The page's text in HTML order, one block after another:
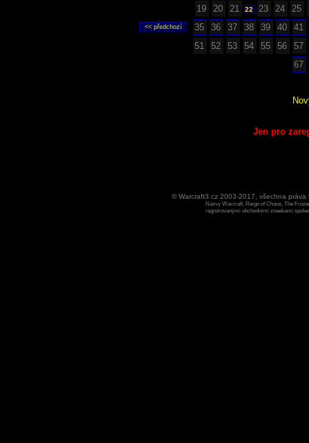
19
20 21 22 23 24 25
35
36 37 38 39 40
41
51
52 53 54 55 56
57
67
Jen pro
© Warcraft3.cz 2003-2017, všechna
Názvy Warcraft, Reign of Chaos, The
registrovanými obchodními znaekami